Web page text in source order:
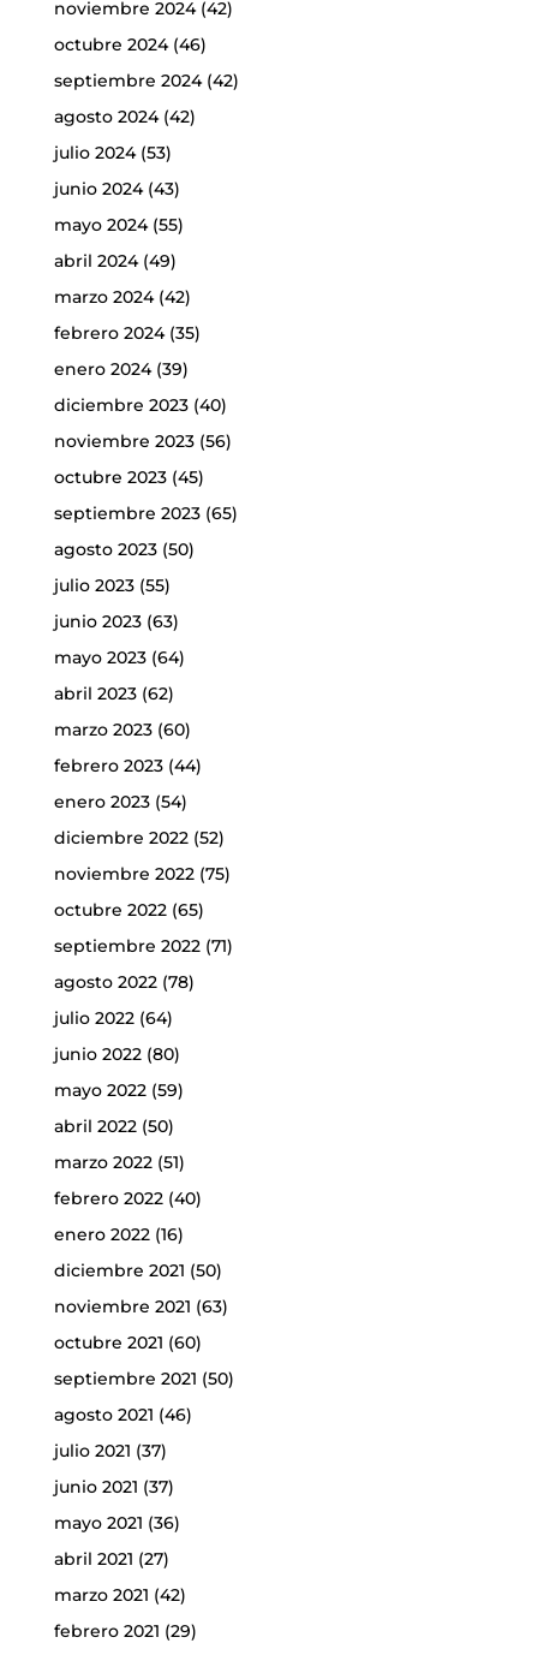
noviembre 2024(42)
octubre 2024(46)
septiembre 2024(42)
agosto 2024(42)
julio 2024(53)
junio 2024(43)
mayo 2024(55)
abril 2024(49)
marzo 2024(42)
febrero 2024(35)
enero 2024(39)
diciembre 2023(40)
noviembre 2023(56)
octubre 2023(45)
septiembre 2023(65)
agosto 2023(50)
julio 2023(55)
junio 2023(63)
mayo 2023(64)
abril 2023(62)
marzo 2023(60)
febrero 2023(44)
enero 2023(54)
diciembre 2022(52)
noviembre 2022(75)
octubre 2022(65)
septiembre 2022(71)
agosto 2022(78)
julio 2022(64)
junio 2022(80)
mayo 2022(59)
abril 2022(50)
marzo 2022(51)
febrero 2022(40)
enero 2022(16)
diciembre 2021 (50)
noviembre 2021 (63)
octubre 2021 (60)
septiembre 2021 (50)
agosto 2021 (46)
julio 2021 (37)
junio 2021 (37)
mayo 2021 (36)
abril 2021 (27)
marzo 2021 (42)
febrero 2021 (29)